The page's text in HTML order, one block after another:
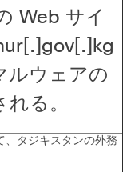
Web サイ
ルウェアの
る。
、タジキスタンの外務